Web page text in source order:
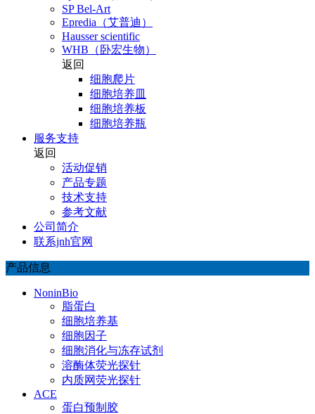
SP Bel-Art
Epredia（艾普迪）
Hausser scientific
WHB（卧宏生物）
返回
细胞爬片
细胞培养皿
细胞培养板
细胞培养瓶
服务支持
返回
活动促销
产品专题
技术支持
参考文献
公司简介
联系jnh官网
产品信息
NoninBio
脂蛋白
细胞培养基
细胞因子
细胞消化与冻存试剂
溶酶体荧光探针
内质网荧光探针
ACE
蛋白预制胶